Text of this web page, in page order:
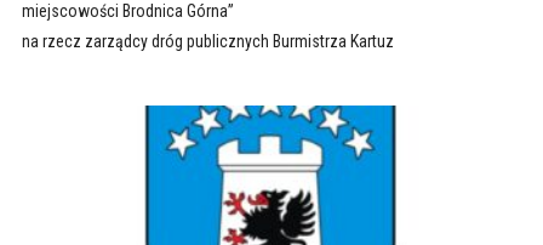
miejscowości Brodnica Górna”
na rzecz zarządcy dróg publicznych Burmistrza Kartuz